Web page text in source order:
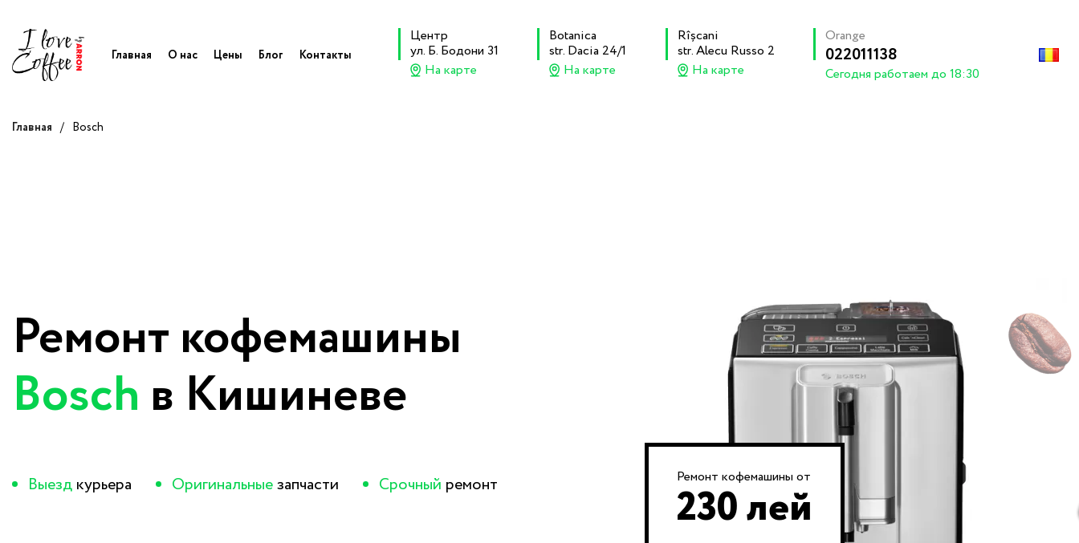
Главная О нас Цены Блог Контакты
Центр
ул. Б. Бодони 31
На карте
Botanica
str. Dacia 24/1
На карте
Rîșcani
str. Alecu Russo 2
На карте
Orange
022011138
Cегодня работаем до 18:30
Главная / Bosch
Ремонт кофемашины от
230 лей
Ремонт кофемашины
Bosch в Кишиневе
Выезд курьера Оригинальныезапчасти Срочный ремонт